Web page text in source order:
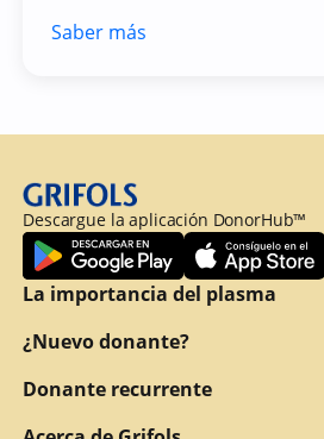
Saber más
Descargue la aplicación DonorHub™
La importancia del plasma
Qué es el plasma
Motivos para donar
¿Nuevo donante?
¿Cumple los requisitos para donar?
Donante recurrente